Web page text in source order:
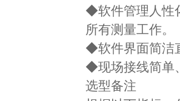
◆软件管理人性
所有测量工作。
◆软件界面简洁
◆现场接线简单
选型备注